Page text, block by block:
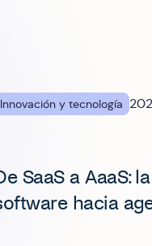
Innovación y tecnología
SaaS a AaaS:
hacia